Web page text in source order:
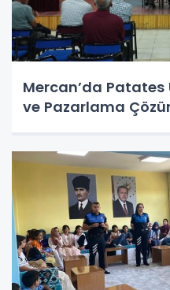
Mercan’da Patates
ve Pazarlama